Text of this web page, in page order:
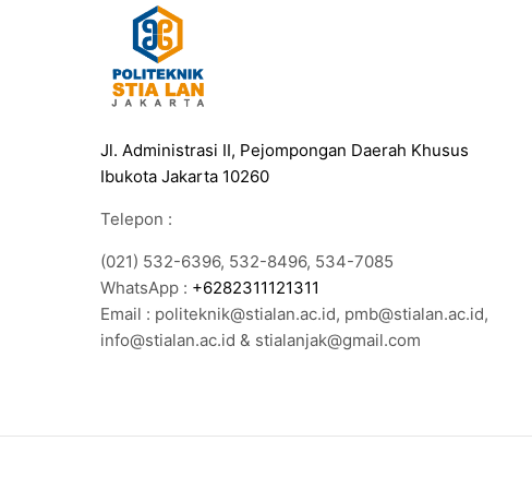
Jl. Administrasi II, Pejompongan Daerah Khusus
Ibukota Jakarta 10260
Telepon :
(021) 532-6396, 532-8496, 534-7085
WhatsApp : +6282311121311
Email : politeknik@stialan.ac.id, pmb@stialan.ac.id,
info@stialan.ac.id & stialanjak@gmail.com